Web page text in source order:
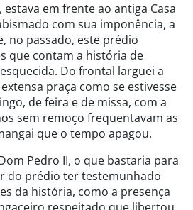
em frente ao antiga Casa
com sua imponência, a
no passado, este prédio
que contam a história de
Do frontal larguei a
praça como se estivesse
de feira e de missa, com a
sem remoço frequentavam as
que o tempo apagou.
Pedro II, o que bastaria para
do prédio ter testemunhado
da história, como a presença